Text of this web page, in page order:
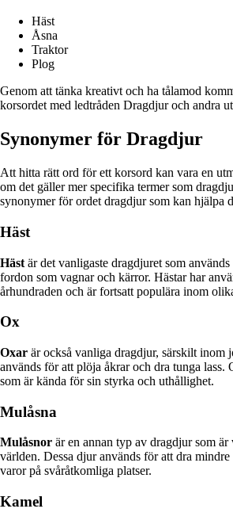
Häst
Åsna
Traktor
Plog
Genom att tänka kreativt och ha tålamod
korsordet med ledtråden Dragdjur och andra
Synonymer för Dragdjur
Att hitta rätt ord för ett korsord kan vara en
om det gäller mer specifika termer som
synonymer för ordet dragdjur som kan hjälpa
Häst
Häst är det vanligaste dragdjuret som
fordon som vagnar och kärror. Hästar har
århundraden och är fortsatt populära inom
Ox
Oxar är också vanliga dragdjur, särskilt inom
används för att plöja åkrar och dra tunga
som är kända för sin styrka och uthållighet.
Mulåsna
Mulåsnor är en annan typ av dragdjur som
världen. Dessa djur används för att dra
varor på svåråtkomliga platser.
Kamel